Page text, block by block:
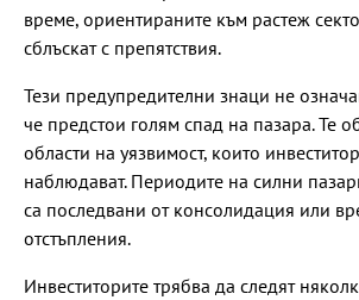
време, ориентираните към растеж
сблъскат с препятствия.
Тези предупредителни знаци не
че предстои голям спад на пазара. Те
области на уязвимост, които
наблюдават. Периодите на силни
са последвани от консолидация или
отстъпления.
Инвеститорите трябва да следят